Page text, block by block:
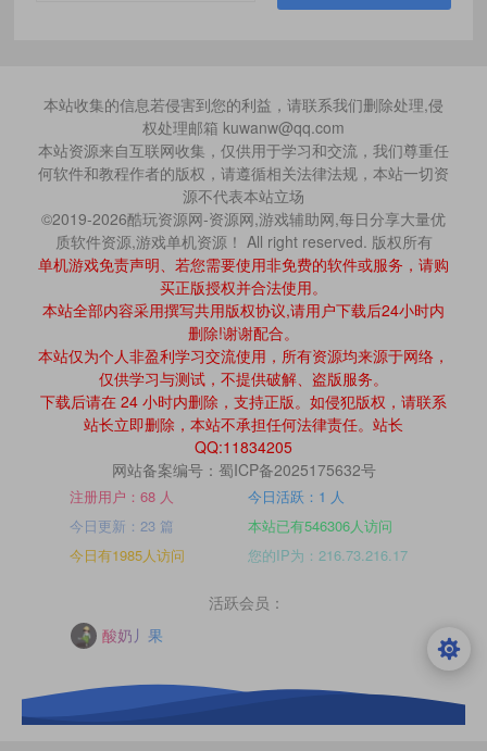
本站收集的信息若侵害到您的利益，请联系我们删除处理,侵
权处理邮箱 kuwanw@qq.com
本站资源来自互联网收集，仅供用于学习和交流，我们尊重任
何软件和教程作者的版权，请遵循相关法律法规，本站一切资
源不代表本站立场
©2019-2026酷玩资源网-资源网,游戏辅助网,每日分享大量优
质软件资源,游戏单机资源！ All right reserved. 版权所有
单机游戏免责声明、若您需要使用非免费的软件或服务，请购
买正版授权并合法使用。
本站全部内容采用撰写共用版权协议,请用户下载后24小时内
删除!谢谢配合。
本站仅为个人非盈利学习交流使用，所有资源均来源于网络，
仅供学习与测试，不提供破解、盗版服务。
下载后请在 24 小时内删除，支持正版。如侵犯版权，请联系
站长立即删除，本站不承担任何法律责任。站长
QQ:11834205
网站备案编号：蜀ICP备2025175632号
注册用户：68 人
今日活跃：1 人
今日更新：23 篇
本站已有546306人访问
今日有1985人访问
您的IP为：216.73.216.17
活跃会员：
酸奶丿果